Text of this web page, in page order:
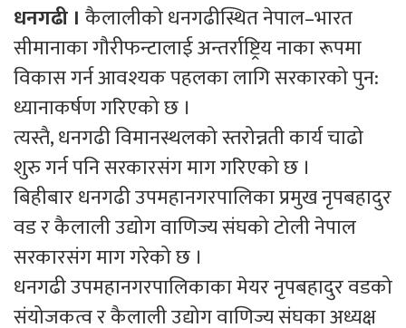
धनगढी । कैलालीको धनगढीस्थित नेपाल–भारत
सीमानाका गौरीफन्टालाई अन्तर्राष्ट्रिय नाका रूपमा
विकास गर्न आवश्यक पहलका लागि सरकारको पुन:
ध्यानाकर्षण गरिएको छ ।
त्यस्तै, धनगढी विमानस्थलको स्तरोन्नती कार्य चाढो
शुरु गर्न पनि सरकारसंग माग गरिएको छ ।
बिहीबार धनगढी उपमहानगरपालिका प्रमुख नृपबहादुर
वड र कैलाली उद्योग वाणिज्य संघको टोली नेपाल
सरकारसंग माग गरेको छ ।
धनगढी उपमहानगरपालिकाका मेयर नृपबहादुर वडको
संयोजकत्व र कैलाली उद्योग वाणिज्य संघका अध्यक्ष